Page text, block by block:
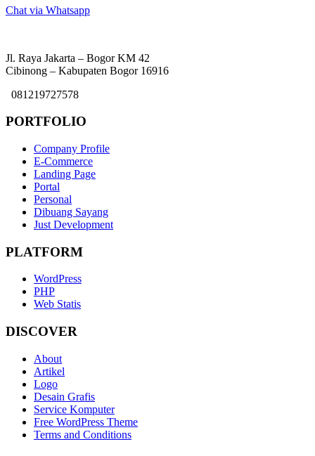
Chat via Whatsapp
Jl. Raya Jakarta – Bogor KM 42
Cibinong – Kabupaten Bogor 16916
081219727578
PORTFOLIO
Company Profile
E-Commerce
Landing Page
Portal
Personal
Dibuang Sayang
Just Development
PLATFORM
WordPress
PHP
Web Statis
DISCOVER
About
Artikel
Logo
Desain Grafis
Service Komputer
Free WordPress Theme
Terms and Conditions